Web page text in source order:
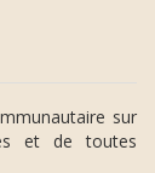
sur
et de toutes